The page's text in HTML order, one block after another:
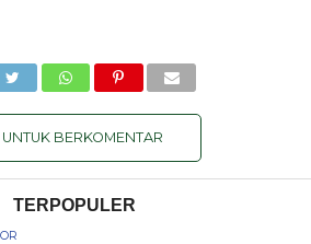
UNTUK BERKOMENTAR
TERPOPULER